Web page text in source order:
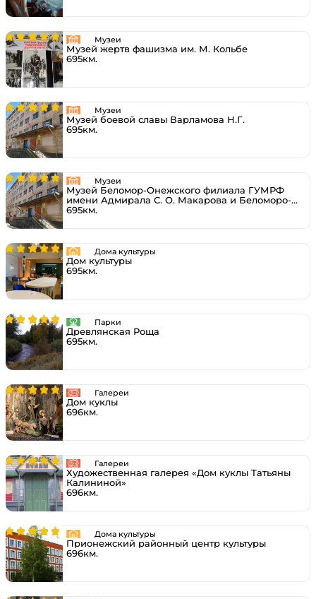
Музеи
Музей жертв фашизма им. М. Кольбе
695км.
Музеи
Музей боевой славы Варламова Н.Г.
695км.
Музеи
Музей Беломор-Онежского филиала ГУМРФ
имени Адмирала С. О. Макарова и Беломоро-
Онежского судоходства
695км.
Дома культуры
Дом культуры
695км.
Парки
Древлянская Роща
695км.
Галереи
Дом куклы
696км.
Галереи
Художественная галерея «Дом куклы Татьяны
Калининой»
696км.
Дома культуры
Прионежский районный центр культуры
696км.